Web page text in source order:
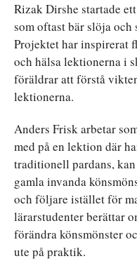
Rizak Dirshe startade
som oftast bär slöja
Projektet har inspirerat
och hälsa lektionerna i
föräldrar att förstå
lektionerna.
Anders Frisk arbetar
med på en lektion där
traditionell pardans,
gamla invanda
och följare istället för
lärarstudenter berättar
förändra könsmönster
ute på praktik.